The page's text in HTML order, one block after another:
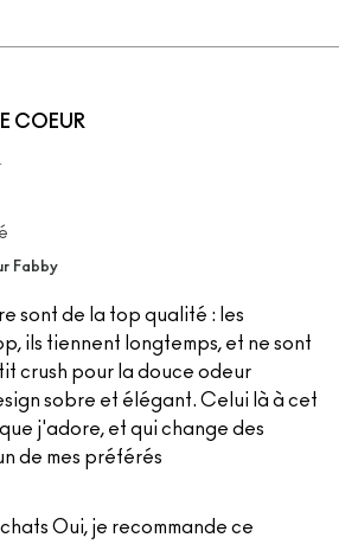
COEUR
Fabby
sont de la top qualité : les
ils tiennent longtemps, et ne sont
crush pour la douce odeur
sobre et élégant. Celui là à cet
j'adore, et qui change des
de mes préférés
Oui, je recommande ce